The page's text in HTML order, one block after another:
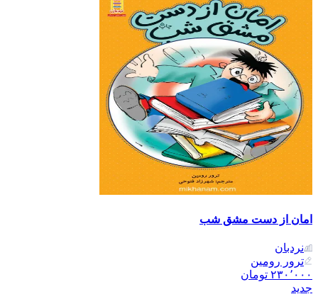
امان از دست مشق شب
نردبان
ترور رومین
۲۳۰٬۰۰۰ تومان
جدید